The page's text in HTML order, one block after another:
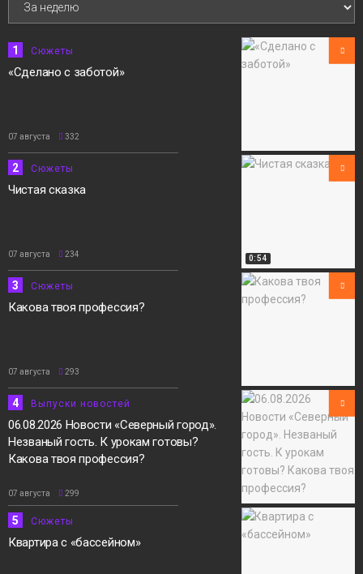
05 августа
1 Сюжеты
«Сделано с заботой»
07 августа 332
0:54
2 Сюжеты
Чистая сказка
07 августа 234
3 Сюжеты
Какова твоя профессия?
07 августа 293
4 Выпуски новостей
06.08.2026 Новости «Северный город».
Незваный гость. К урокам готовы?
Какова твоя профессия?
07 августа 299
5 Сюжеты
Квартира с «бассейном»